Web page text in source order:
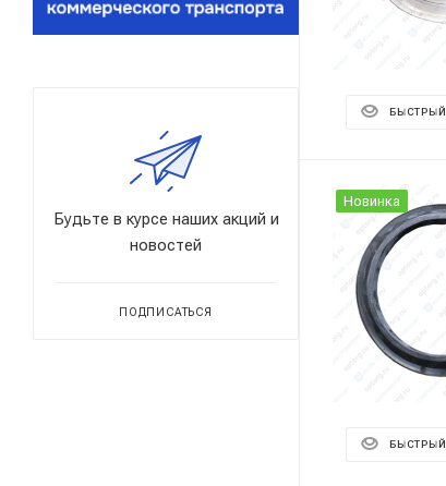
Новинка
Будьте в курсе наших акций и
новостей
ПОДПИСАТЬСЯ